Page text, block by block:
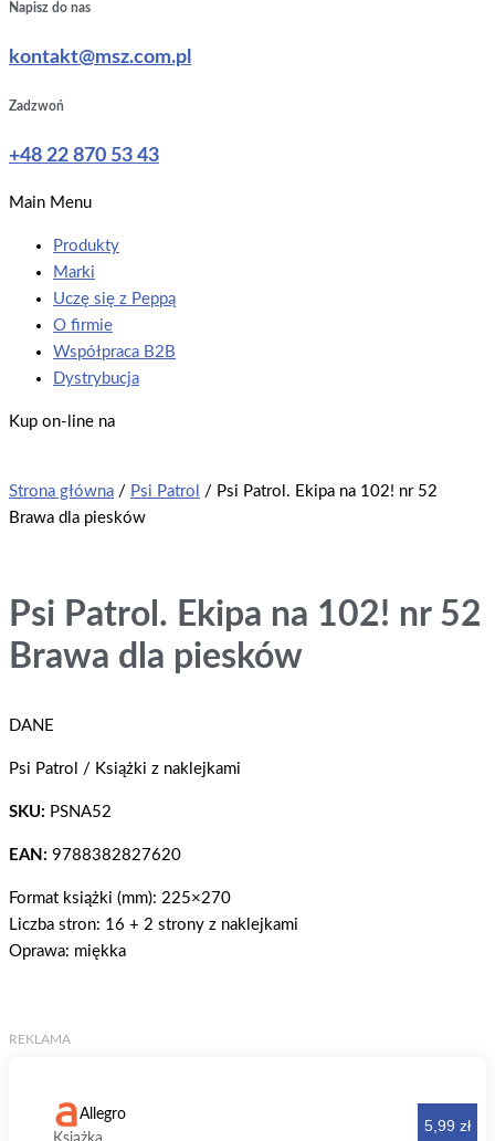
Napisz do nas
kontakt@msz.com.pl
Zadzwoń
+48 22 870 53 43
Main Menu
Produkty
Marki
Uczę się z Peppą
O firmie
Współpraca B2B
Dystrybucja
Kup on-line na
Strona główna / Psi Patrol
/ Psi Patrol. Ekipa na 102! nr 52
Brawa dla piesków
Psi Patrol. Ekipa na 102! nr 52
Brawa dla piesków
DANE
Psi Patrol / Książki z naklejkami
SKU: PSNA52
EAN: 9788382827620
Format książki (mm): 225×270
Liczba stron: 16 + 2 strony z naklejkami
Oprawa: miękka